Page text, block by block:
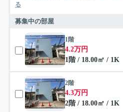
る
募集中の部屋
1階
4.2万円
1階 / 18.00㎡ / 1K
2階
4.3万円
2階 / 18.00㎡ / 1K